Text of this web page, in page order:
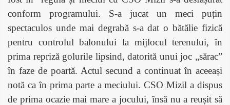
conform programului. S-a jucat un meci puțin
spectaculos unde mai degrabă s-a dat o bătălie fizică
pentru controlul balonului la mijlocul terenului, în
prima repriză golurile lipsind, datorită unui joc „sărac”
în faze de poartă. Actul secund a continuat în aceeași
notă ca în prima parte a meciului. CSO Mizil a dispus
de prima ocazie mai mare a jocului, însă nu a reușit să